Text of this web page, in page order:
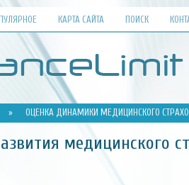
КАРТА САЙТА ПОИСК
» ОЦЕНКА ДИНАМИКИ МЕДИЦИНСКОГО
медицинского